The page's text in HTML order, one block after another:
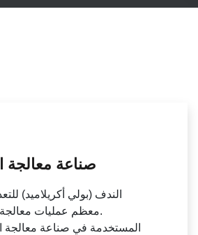
صناعة معالجة
معظم عمليات معالجة